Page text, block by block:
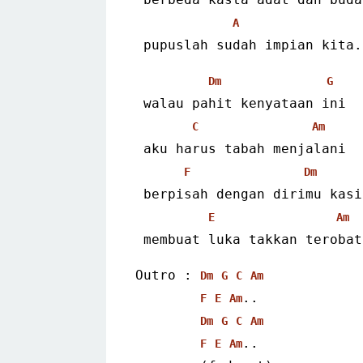
A
pupuslah sudah impian
Dm G
walau pahit kenyataan ini
C Am
aku harus tabah menjalani
F Dm
berpisah dengan dirimu
E Am
membuat luka takkan
Outro : Dm G C
Am
F
E Am..
Dm G C
Am
F
E Am..